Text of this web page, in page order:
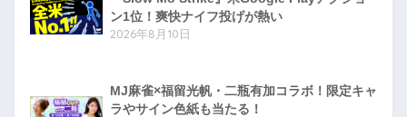
ン1位！爽快ナイフ投げが熱い
2026年8月10日
MJ麻雀×福留光帆・二瓶有加コラボ！限定キャ
ラやサイン色紙も当たる！